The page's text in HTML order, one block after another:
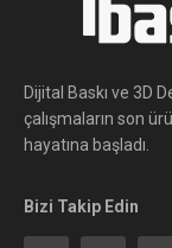
Dijital Baskı ve 3D
çalışmaların son
hayatına başladı.
Bizi Takip Edin